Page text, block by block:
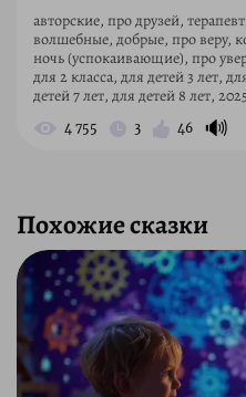
авторские, про друзей,
волшебные, добрые, про веру,
ночь (успокаивающие), про
для 2 класса, для детей 3 лет,
детей 7 лет, для детей 8 лет,
4 755 3 46 🔊
Похожие сказки